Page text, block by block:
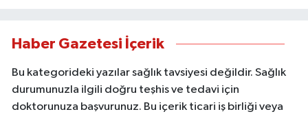
Haber Gazetesi İçerik
Bu kategorideki yazılar sağlık tavsiyesi değildir. Sağlık
durumunuzla ilgili doğru teşhis ve tedavi için
doktorunuza başvurunuz. Bu içerik ticari iş birliği veya